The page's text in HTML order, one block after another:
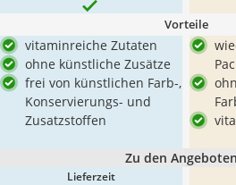
Vorteile
vitaminreiche Zutaten
ohne künstliche Zusätze
frei von künstlichen Farb-,
Konservierungs- und
Zusatzstoffen
Zu den Angeboten
Lieferzeit